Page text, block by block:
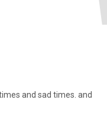
and sad times. and